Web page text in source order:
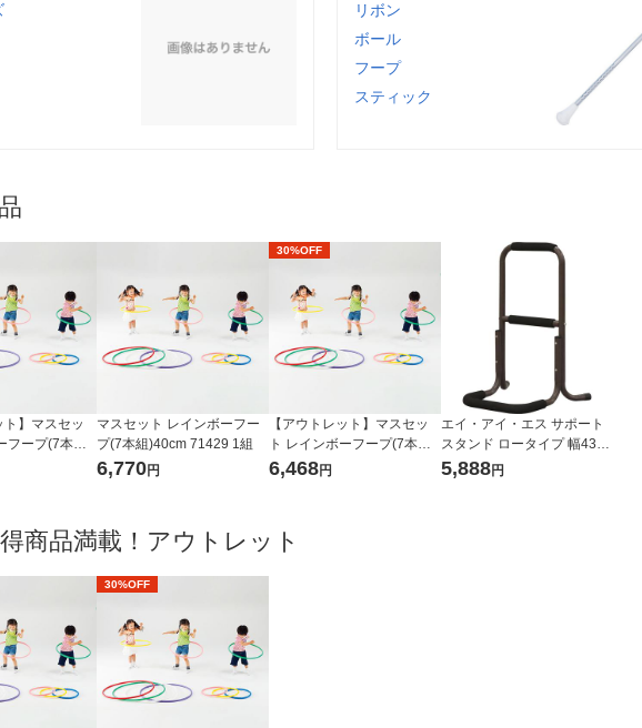
リボン
ボール
フープ
スティック
ト】マスセッ
フープ(7本組)
組
マスセット レインボーフー
プ(7本組)40cm 71429 1組
6,770円
30%OFF
【アウトレット】マスセッ
ト レインボーフープ(7本組)
60cm 71430 1組
6,468円
エイ・アイ・エス サポート
スタンド ロータイプ 幅430×
奥行390×高さ600mm ブラ
5,888円
商品満載！アウトレット
30%OFF